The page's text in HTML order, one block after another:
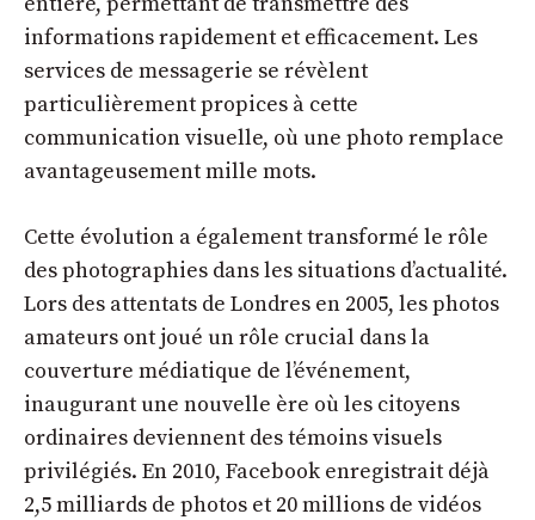
informations rapidement et efficacement. Les
services de messagerie se révèlent
particulièrement propices à cette
communication visuelle, où une photo remplace
avantageusement mille mots.
Cette évolution a également transformé le rôle
des photographies dans les situations d’actualité.
Lors des attentats de Londres en 2005, les photos
amateurs ont joué un rôle crucial dans la
couverture médiatique de l’événement,
inaugurant une nouvelle ère où les citoyens
ordinaires deviennent des témoins visuels
privilégiés. En 2010, Facebook enregistrait déjà
2,5 milliards de photos et 20 millions de vidéos